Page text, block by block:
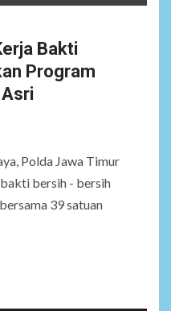
Bakti
Program
Polda Jawa Timur
bersih - bersih
39 satuan